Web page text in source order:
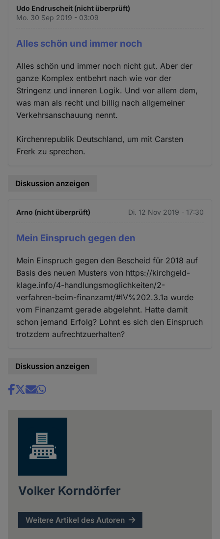
Udo Endruscheit (nicht überprüft)
Mo. 30 Sep 2019 - 03:09
Alles schön und immer noch
Alles schön und immer noch nicht gut. Aber der
ganze Komplex entbehrt nach wie vor der
Stringenz und inneren Logik. Und vor allem dem,
was man als recht und billig nach allgemeiner
Verkehrsanschauung nennt.
Kirchenrepublik Deutschland, um mit Carsten
Frerk zu sprechen.
Diskussion anzeigen
Arno (nicht überprüft) Di. 12 Nov 2019 - 17:30
Mein Einspruch gegen den
Mein Einspruch gegen den Bescheid für 2018 auf
Basis des neuen Musters von https://kirchgeld-
klage.info/4-handlungsmoglichkeiten/2-
verfahren-beim-finanzamt/#IV%202.3.1a wurde
vom Finanzamt gerade abgelehnt. Hatte damit
schon jemand Erfolg? Lohnt es sich den Einspruch
trotzdem aufrechtzuerhalten?
Diskussion anzeigen
Share
Volker Korndörfer
Weitere Artikel des Autoren